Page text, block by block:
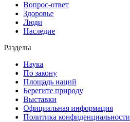
Вопрос-ответ
Здоровье
Люди
Наследие
Разделы
Наука
По закону
Площадь наций
Берегите природу
Выставки
Официальная информация
Политика конфиденциальности